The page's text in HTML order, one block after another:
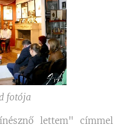
fotója
lettem" címmel